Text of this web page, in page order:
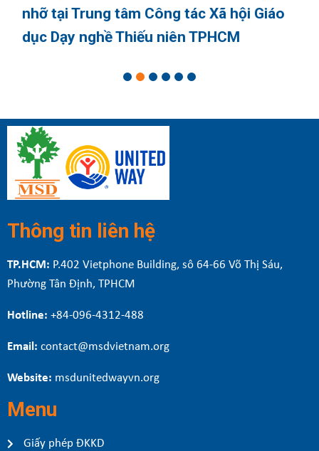
nhỡ tại Trung tâm Công tác Xã hội Giáo
dục Dạy nghề Thiếu niên TPHCM
4 5 6
Thông tin liên hệ
TP.HCM: P.402 Vietphone Building, sô 64-66 Võ Thị Sáu,
Phường Tân Định, TPHCM
Hotline: +84-096-4312-488
Email: contact@msdvietnam.org
Website: msdunitedwayvn.org
Menu
Giấy phép ĐKKD